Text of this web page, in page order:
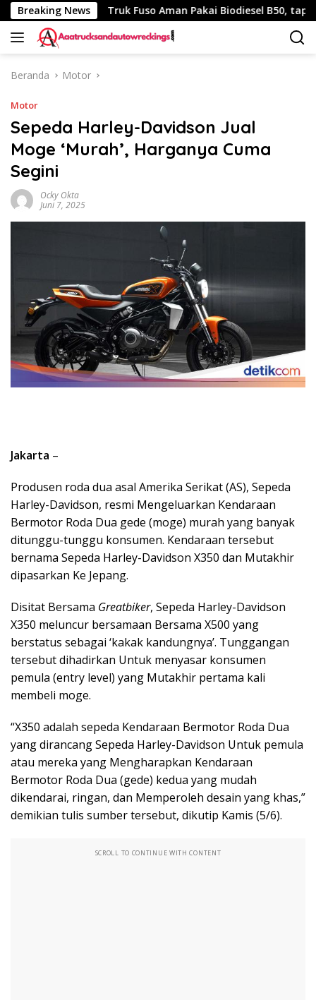
Langsung
ke
konten
Breaking News
Km Truk Fuso Aman Pakai Biodiesel B50, tapi Ada
Beranda Motor
Motor
Sepeda Harley-Davidson Jual
Moge ‘Murah’, Harganya Cuma
Segini
Ocky Okta
Juni 7, 2025
Jakarta –
Produsen roda dua asal Amerika Serikat (AS), Sepeda
Harley-Davidson, resmi Mengeluarkan Kendaraan
Bermotor Roda Dua gede (moge) murah yang banyak
ditunggu-tunggu konsumen. Kendaraan tersebut
bernama Sepeda Harley-Davidson X350 dan Mutakhir
dipasarkan Ke Jepang.
Disitat Bersama Greatbiker, Sepeda Harley-Davidson
X350 meluncur bersamaan Bersama X500 yang
berstatus sebagai ‘kakak kandungnya’. Tunggangan
tersebut dihadirkan Untuk menyasar konsumen
pemula (entry level) yang Mutakhir pertama kali
membeli moge.
“X350 adalah sepeda Kendaraan Bermotor Roda Dua
yang dirancang Sepeda Harley-Davidson Untuk pemula
atau mereka yang Mengharapkan Kendaraan
Bermotor Roda Dua (gede) kedua yang mudah
dikendarai, ringan, dan Memperoleh desain yang khas,”
demikian tulis sumber tersebut, dikutip Kamis (5/6).
SCROLL TO CONTINUE WITH CONTENT